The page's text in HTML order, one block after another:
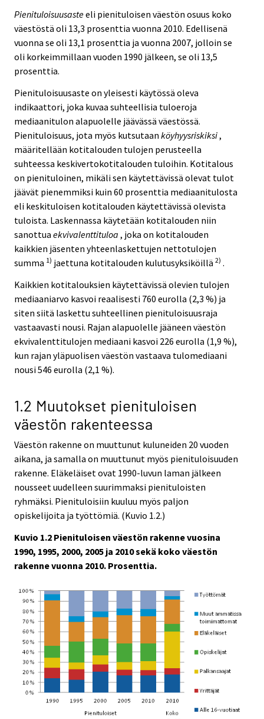
Pienituloisuusasteeli pienituloisen väestön osuus koko
väestöstä oli 13,3 prosenttia vuonna 2010. Edellisenä
vuonna se oli 13,1 prosenttia ja vuonna 2007, jolloin se
oli korkeimmillaan vuoden 1990 jälkeen, se oli 13,5
prosenttia.
Pienituloisuusaste on yleisesti käytössä oleva
indikaattori, joka kuvaa suhteellisia tuloeroja
mediaanitulon alapuolelle jäävässä väestössä.
Pienituloisuus, jota myös kutsutaan köyhyysriskiksi,
määritellään kotitalouden tulojen perusteella
suhteessa keskivertokotitalouden tuloihin. Kotitalous
on pienituloinen, mikäli sen käytettävissä olevat tulot
jäävät pienemmiksi kuin 60 prosenttia mediaanitulosta
eli keskituloisen kotitalouden käytettävissä olevista
tuloista. Laskennassa käytetään kotitalouden niin
sanottua ekvivalenttituloa , joka on kotitalouden
kaikkien jäsenten yhteenlaskettujen nettotulojen
summa 1) jaettuna kotitalouden kulutusyksiköillä 2) .
Kaikkien kotitalouksien käytettävissä olevien tulojen
mediaaniarvo kasvoi reaalisesti 760 eurolla (2,3 %) ja
siten siitä laskettu suhteellinen pienituloisuusraja
vastaavasti nousi. Rajan alapuolelle jääneen väestön
ekvivalenttitulojen mediaani kasvoi 226 eurolla (1,9 %),
kun rajan yläpuolisen väestön vastaava tulomediaani
nousi 546 eurolla (2,1 %).
1.2 Muutokset pienituloisen
väestön rakenteessa
Väestön rakenne on muuttunut kuluneiden 20 vuoden
aikana, ja samalla on muuttunut myös pienituloisuuden
rakenne. Eläkeläiset ovat 1990-luvun laman jälkeen
nousseet uudelleen suurimmaksi pienituloisten
ryhmäksi. Pienituloisiin kuuluu myös paljon
opiskelijoita ja työttömiä. (Kuvio 1.2.)
Kuvio 1.2 Pienituloisen väestön rakenne vuosina
1990, 1995, 2000, 2005 ja 2010 sekä koko väestön
rakenne vuonna 2010. Prosenttia.